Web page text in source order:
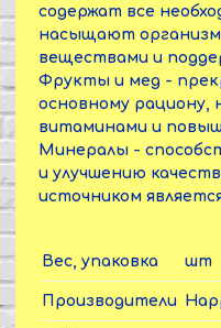
содержат все
насыщают
веществами и
Фрукты и мед -
основному
витаминами и
Минералы -
и улучшению
источником
Вес, упаковка шт
Производители